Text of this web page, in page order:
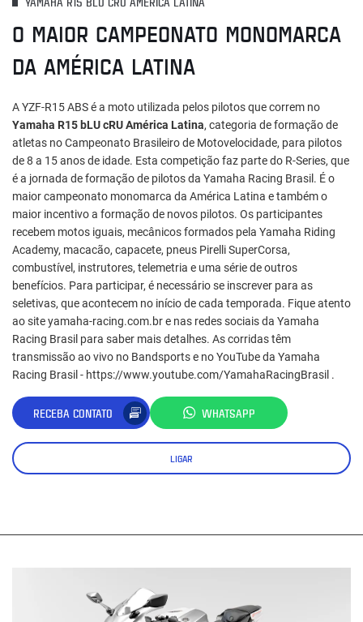
O MAIOR CAMPEONATO MONOMARCA
DA AMÉRICA LATINA
A YZF-R15 ABS é a moto utilizada pelos pilotos que correm no
Yamaha R15 bLU cRU América Latina, categoria de formação de
atletas no Campeonato Brasileiro de Motovelocidade, para pilotos
de 8 a 15 anos de idade. Esta competição faz parte do R-Series, que
é a jornada de formação de pilotos da Yamaha Racing Brasil. É o
maior campeonato monomarca da América Latina e também o
maior incentivo a formação de novos pilotos. Os participantes
recebem motos iguais, mecânicos formados pela Yamaha Riding
Academy, macacão, capacete, pneus Pirelli SuperCorsa,
combustível, instrutores, telemetria e uma série de outros
benefícios. Para participar, é necessário se inscrever para as
seletivas, que acontecem no início de cada temporada. Fique atento
ao site yamaha-racing.com.br e nas redes sociais da Yamaha
Racing Brasil para saber mais detalhes. As corridas têm
transmissão ao vivo no Bandsports e no YouTube da Yamaha
Racing Brasil - https://www.youtube.com/YamahaRacingBrasil .
RECEBA CONTATO WHATSAPP
LIGAR